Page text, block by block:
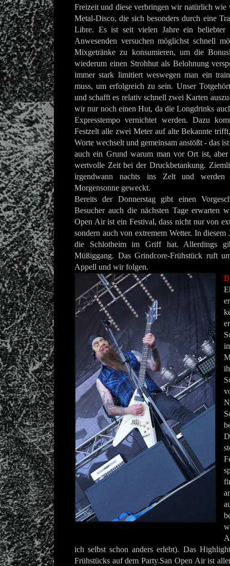
Freizeit und diese verbringen wir natürlich wie
Metal-Disco, die sich besonders durch eine
Libre. Es ist seit vielen Jahre ein beliebter
Anwesenden versuchen möglichst schnell
Mixgetränke zu konsumieren, um die
wiederum einen Strohhut als Belohnung
immer stark limitiert weswegen man ein
muss, um erfolgreich zu sein. Unser
und schafft es relativ schnell zwei Karten
wir nur noch einen Hut, da die Longdrinks
Expresstempo vernichtet werden. Dazu
Festzelt alle zwei Meter auf alte Bekannte
Worte wechselt und gemeinsam anstößt - das
auch ein Grund warum man vor Ort ist, aber
wertvolle Zeit bei der Druckbetankung.
irgendwann nachts ins Zelt und werden
Morgensonne geweckt.
Bereits der Donnerstag gibt einen
Besucher auch die nächsten Tage erwarten
Open Air ist ein Festival, dass nicht nur von
sondern auch von extremem Wetter. In diesem
die Schlotheim im Griff hat. Allerdings
Müßiggang. Das Grindcore-Frühstück ruft
Appell und wir folgen.
ich selbst schon anders erlebt). Das
Frühstücks auf dem Party.San Open Air ist